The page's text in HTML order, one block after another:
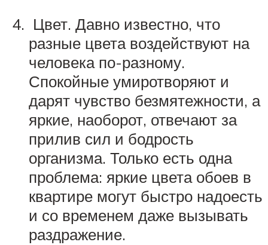
Цвет. Давно известно, что
разные цвета воздействуют на
человека по-разному.
Спокойные умиротворяют и
дарят чувство безмятежности, а
яркие, наоборот, отвечают за
прилив сил и бодрость
организма. Только есть одна
проблема: яркие цвета обоев в
квартире могут быстро надоесть
и со временем даже вызывать
раздражение.